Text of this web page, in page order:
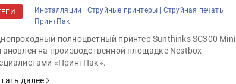
Инсталляции | Струйные принтеры |
Струйная печать |
ПринтПак |
полноцветный принтер Sunthinks SC300 Mini
на производственной площадке Nestbox
«ПринтПак».
далее